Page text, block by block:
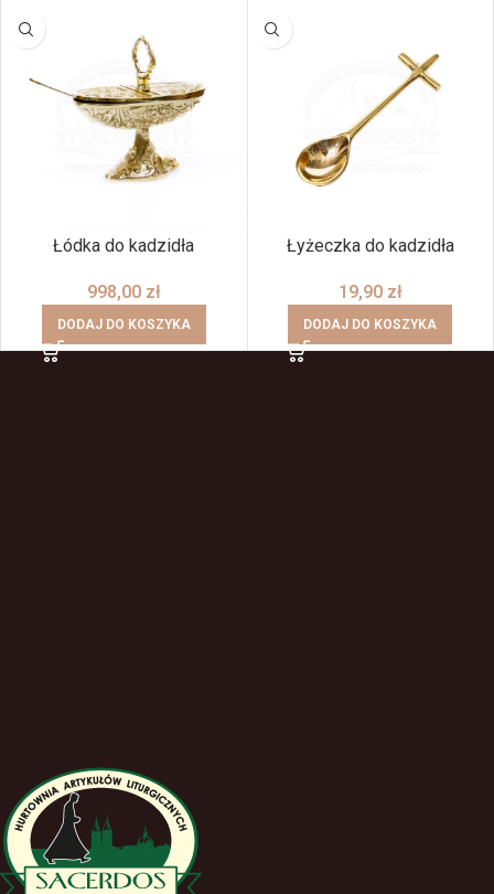
Łódka do kadzidła
998,00 zł
DODAJ DO KOSZYKA
Łyżeczka do kadzidła
19,90 zł
DODAJ DO KOSZYKA